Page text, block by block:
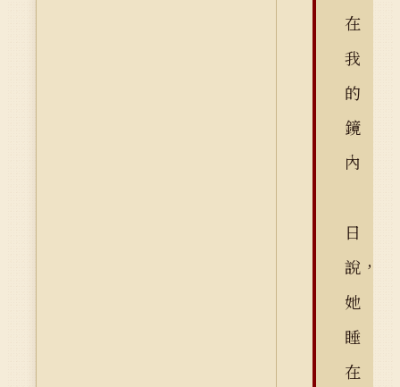
在
我
的
鏡
內
日
說，
她
睡
在